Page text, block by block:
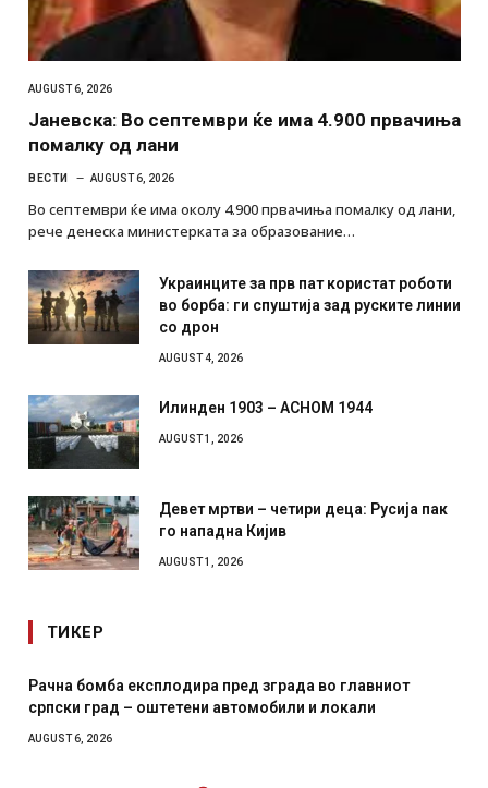
AUGUST 6, 2026
Јаневска: Во септември ќе има 4.900 првачиња
помалку од лани
ВЕСТИ AUGUST 6, 2026
Во септември ќе има околу 4.900 првачиња помалку од лани,
рече денеска министерката за образование…
Украинците за прв пат користат роботи
во борба: ги спуштија зад руските линии
со дрон
AUGUST 4, 2026
Илинден 1903 – АСНОМ 1944
AUGUST 1, 2026
Девет мртви – четири деца: Русија пак
го нападна Кијив
AUGUST 1, 2026
ТИКЕР
Рачна бомба експлодира пред зграда во главниот
српски град – оштетени автомобили и локали
AUGUST 6, 2026